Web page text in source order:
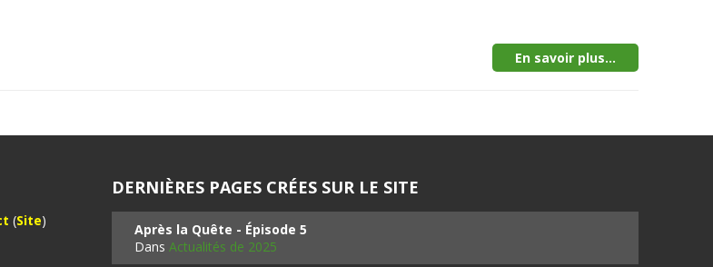
En savoir plus...
(Site)
DERNIÈRES PAGES CRÉES SUR LE SITE
Après la Quête - Épisode 5
Dans Actualités de 2025